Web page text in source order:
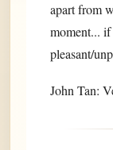
apart from
moment...
pleasant/
John Tan: